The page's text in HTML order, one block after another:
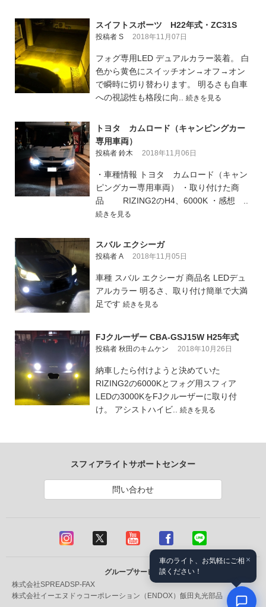
スイフトスポーツ H22年式・ZC31S
投稿者 S 2018年11月07日
フォグ専用LED デュアルカラー装着。 白
色から黄色にスイッチオン→オフ→オン
で瞬時に切り替わります。 明るさも自車
への視認性も格段に向.. 続きを見る
トヨタ カムロード（キャンピングカー
専用車両）
投稿者 鈴木 2018年11月06日
・車種情報 トヨタ カムロード（キャン
ピングカー専用車両） ・取り付けた商
品 RIZING2のH4、6000K ・感想 ..
続きを見る
スバル エクシーガ
投稿者 A 2018年11月05日
車種 スバル エクシーガ 商品名 LEDデュ
アルカラー 明るさ、取り付け簡単で大満
足です 続きを見る
FJクルーザー CBA-GSJ15W H25年式
投稿者 秋田のキムケン 2018年10月26日
納車したら付けようと決めていた
RIZING2の6000Kとフォグ用スフィア
LEDの3000KをFJクルーザーに取り付
け。 アシストハイビ.. 続きを見る
スフィアライトサポートセンター
問い合わせ
グループサービス
株式会社SPREADSP-FAX
株式会社イーエヌドゥコーポレーション（ENDOX） 飯田丸光部品
×
車のライト、お気軽にご相
談ください！